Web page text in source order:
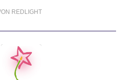
REDLIGHT